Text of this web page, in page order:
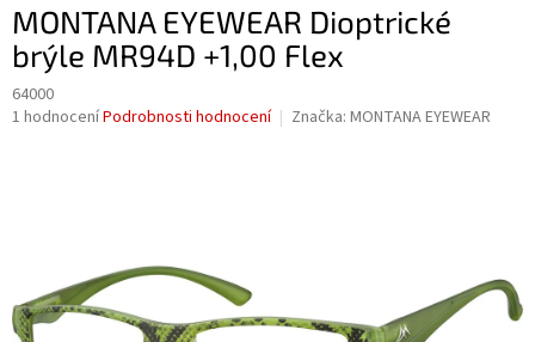
MONTANA EYEWEAR Dioptrické
brýle MR94D +1,00 Flex
64000
Průměrné
hvězdiček.
1 hodnoceníPodrobnosti hodnocení Značka: MONTANA EYEWEAR